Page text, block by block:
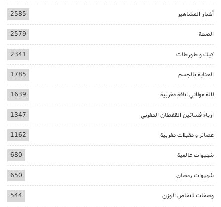
أخبار المشاهير 2585
الصحة 2579
كيك و طورطات 2341
العناية بالجسم 1785
لالة مولاتي اناقة مغربية 1639
ازياء فساتين القفطان المغربي 1347
عصائر و مقبلات مغربية 1162
شهيوات عالمية 680
شهيوات رمضان 650
وصفات لانقاص الوزن 544